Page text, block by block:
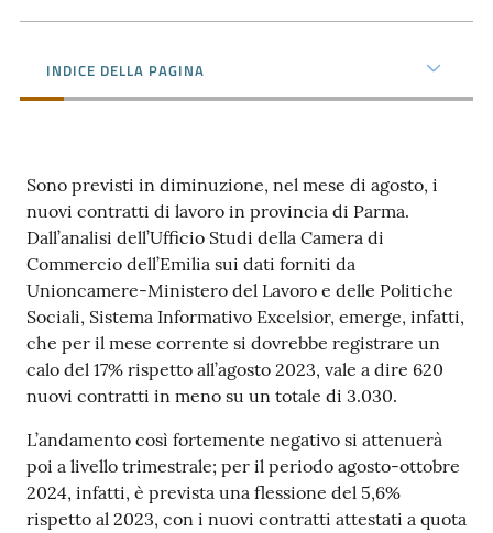
e
Consumatore
in
digitale
Prenotazioni
on line
Pagamenti
on line
INDICE DELLA PAGINA
Sono previsti in diminuzione, nel mese di agosto, i
nuovi contratti di lavoro in provincia di Parma.
Dall’analisi dell’Ufficio Studi della Camera di
Commercio dell’Emilia sui dati forniti da
Unioncamere-Ministero del Lavoro e delle Politiche
Sociali, Sistema Informativo Excelsior, emerge, infatti,
che per il mese corrente si dovrebbe registrare un
calo del 17% rispetto all’agosto 2023, vale a dire 620
nuovi contratti in meno su un totale di 3.030.
L’andamento così fortemente negativo si attenuerà
poi a livello trimestrale; per il periodo agosto-ottobre
2024, infatti, è prevista una flessione del 5,6%
rispetto al 2023, con i nuovi contratti attestati a quota